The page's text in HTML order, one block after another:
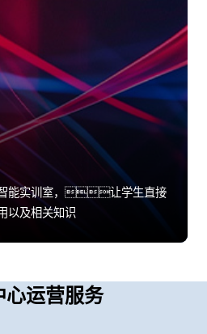
智能实训室，让学生直接
以及相关知识
心运营服务